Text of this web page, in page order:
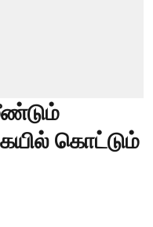
கொட்டும்